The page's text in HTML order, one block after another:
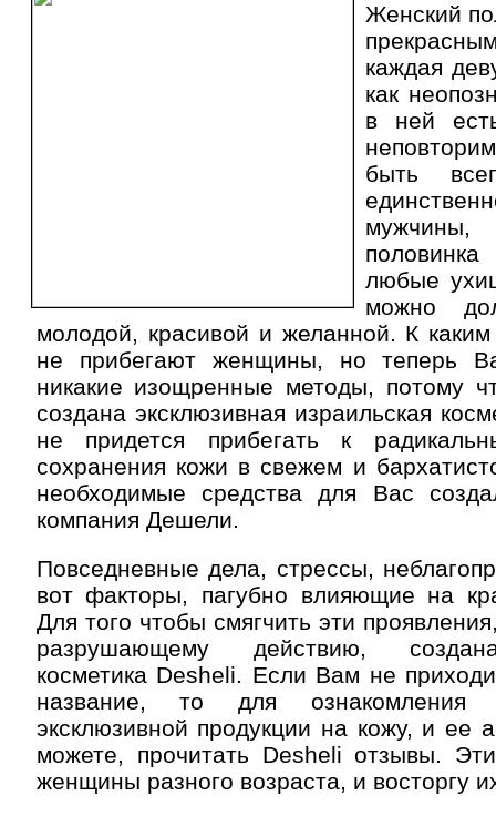
Женский
каждая
как
в ней
быть
любые
можно
молодой, красивой и желанной. К каким
не прибегают женщины, но теперь
никакие изощренные методы, потому
создана эксклюзивная израильская
не придется прибегать к
сохранения кожи в свежем и
необходимые средства для Вас
компания Дешели.
Повседневные дела, стрессы,
вот факторы, пагубно влияющие на
Для того чтобы смягчить эти
разрушающему действию,
косметика Desheli. Если Вам не
название, то для ознакомления
эксклюзивной продукции на кожу, и ее
можете, прочитать Desheli отзывы.
женщины разного возраста, и восторгу